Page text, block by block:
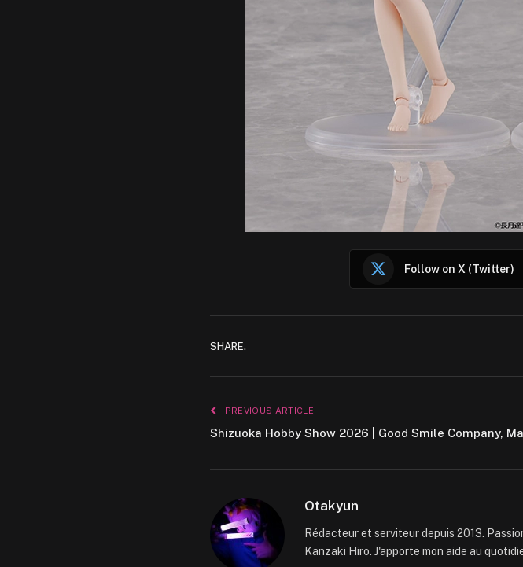
Follow on X (Twitter)
SHARE.
PREVIOUS ARTICLE
Shizuoka Hobby Show 2026 | Good Smile Company,
Otakyun
Rédacteur et serviteur depuis 2013.
Kanzaki Hiro. J'apporte mon aide au